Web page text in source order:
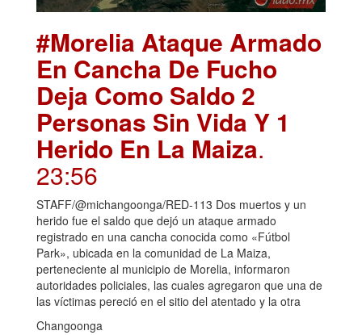
#Morelia Ataque Armado
En Cancha De Fucho
Deja Como Saldo 2
Personas Sin Vida Y 1
Herido En La Maiza.
23:56
STAFF/@michangoonga/RED-113 Dos muertos y un
herido fue el saldo que dejó un ataque armado
registrado en una cancha conocida como «Fútbol
Park», ubicada en la comunidad de La Maiza,
perteneciente al municipio de Morelia, informaron
autoridades policiales, las cuales agregaron que una de
las víctimas pereció en el sitio del atentado y la otra
Changoonga